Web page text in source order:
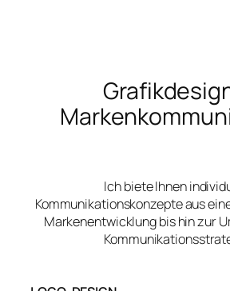
Ich biete Ihnen
Kommunikationskonzepte aus
Markenentwicklung bis hin zur